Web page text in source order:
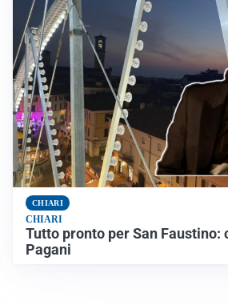
CHIARI
CHIARI
Tutto pronto per San Faustino:
Pagani